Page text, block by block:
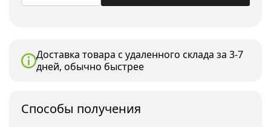
Доставка товара с удаленного склада за 3-7
дней, обычно быстрее
Споcобы получения